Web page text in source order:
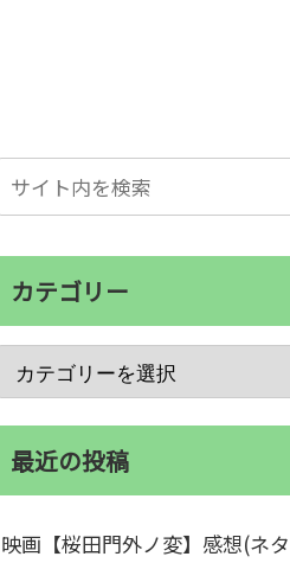
カテゴリー
最近の投稿
映画【桜田門外ノ変】感想(ネ